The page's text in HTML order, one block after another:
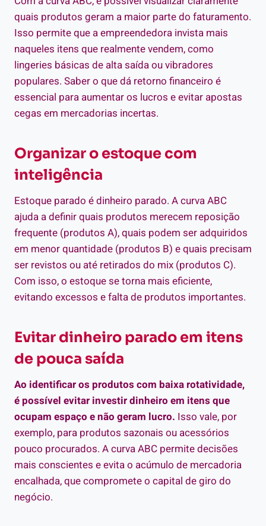
quais produtos geram a maior parte do faturamento.
Isso permite que a empreendedora invista mais
naqueles itens que realmente vendem, como
lingeries básicas de alta saída ou vibradores
populares. Saber o que dá retorno financeiro é
essencial para aumentar os lucros e evitar apostas
cegas em mercadorias incertas.
Organizar o estoque com
inteligência
Estoque parado é dinheiro parado. A curva ABC
ajuda a definir quais produtos merecem reposição
frequente (produtos A), quais podem ser adquiridos
em menor quantidade (produtos B) e quais precisam
ser revistos ou até retirados do mix (produtos C).
Com isso, o estoque se torna mais eficiente,
evitando excessos e falta de produtos importantes.
Evitar dinheiro parado em itens
de pouca saída
Ao identificar os produtos com baixa rotatividade,
é possível evitar investir dinheiro em itens que
ocupam espaço e não geram lucro. Isso vale, por
exemplo, para produtos sazonais ou acessórios
pouco procurados. A curva ABC permite decisões
mais conscientes e evita o acúmulo de mercadoria
encalhada, que compromete o capital de giro do
negócio.